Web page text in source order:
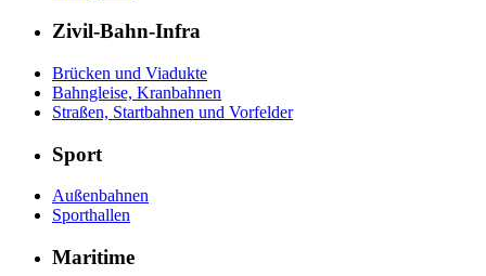
Zivil-Bahn-Infra
Brücken und Viadukte
Bahngleise, Kranbahnen
Straßen, Startbahnen und Vorfelder
Sport
Außenbahnen
Sporthallen
Maritime